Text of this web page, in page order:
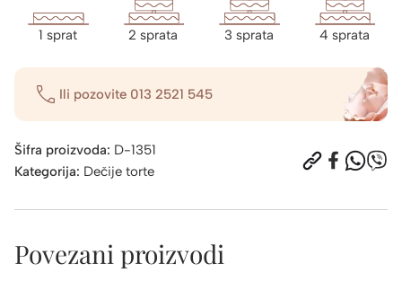
1 sprat 2 sprata 3 sprata 4 sprata
Ili pozovite 013 2521 545
Šifra proizvoda: D-1351
Kategorija: Dečije torte
Povezani proizvodi